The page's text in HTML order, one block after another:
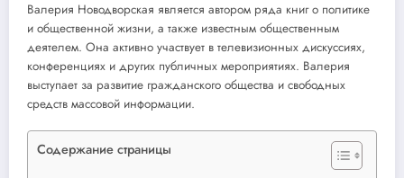
Валерия Новодворская является автором ряда книг о политике
и общественной жизни, а также известным общественным
деятелем. Она активно участвует в телевизионных дискуссиях,
конференциях и других публичных мероприятиях. Валерия
выступает за развитие гражданского общества и свободных
средств массовой информации.
Содержание страницы